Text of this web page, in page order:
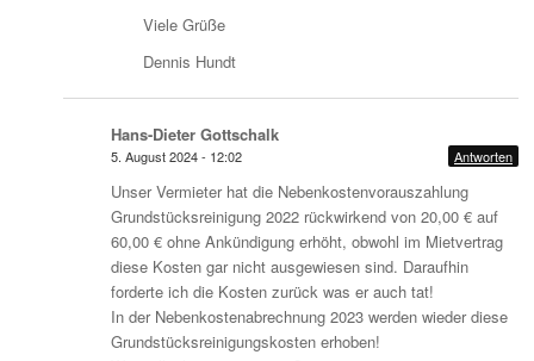
Viele Grüße
Dennis Hundt
Hans-Dieter Gottschalk
5. August 2024 - 12:02 Antworten
Unser Vermieter hat die Nebenkostenvorauszahlung
Grundstücksreinigung 2022 rückwirkend von 20,00 € auf
60,00 € ohne Ankündigung erhöht, obwohl im Mietvertrag
diese Kosten gar nicht ausgewiesen sind. Daraufhin
forderte ich die Kosten zurück was er auch tat!
In der Nebenkostenabrechnung 2023 werden wieder diese
Grundstücksreinigungskosten erhoben!